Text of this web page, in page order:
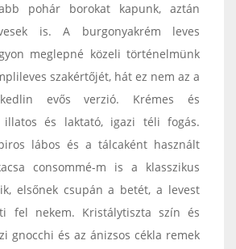
pohár borokat kapunk, aztán
is. A burgonyakrém leves
meglepné közeli történelmünk
szakértőjét, hát ez nem az a
evős verzió. Krémes és
illatos és laktató, igazi téli fogás.
lábos és a tálcaként használt
consommé-m is a klasszikus
elsőnek csupán a betét, a levest
fel nekem. Kristálytiszta szín és
gnocchi és az ánizsos cékla remek